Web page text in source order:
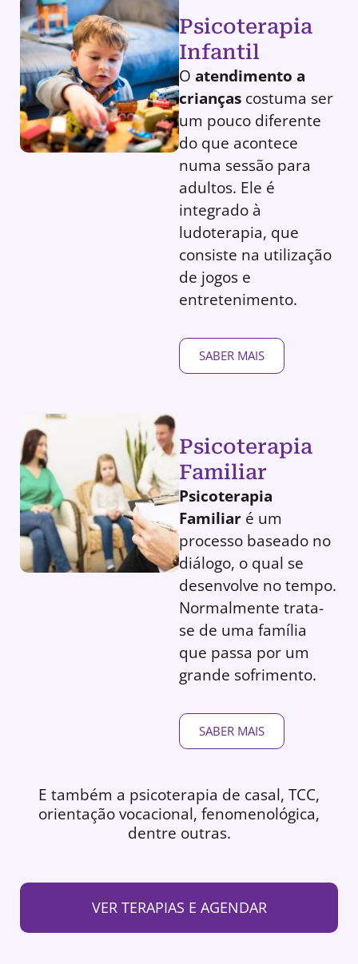
Psicoterapia
Infantil
O atendimento a
crianças costuma ser
um pouco diferente
do que acontece
numa sessão para
adultos. Ele é
integrado à
ludoterapia, que
consiste na utilização
de jogos e
entretenimento.
SABER MAIS
Psicoterapia
Familiar
Psicoterapia
Familiar é um
processo baseado no
diálogo, o qual se
desenvolve no tempo.
Normalmente trata-
se de uma família
que passa por um
grande sofrimento.
SABER MAIS
E também a psicoterapia de casal, TCC,
orientação vocacional, fenomenológica,
dentre outras.
VER TERAPIAS E AGENDAR